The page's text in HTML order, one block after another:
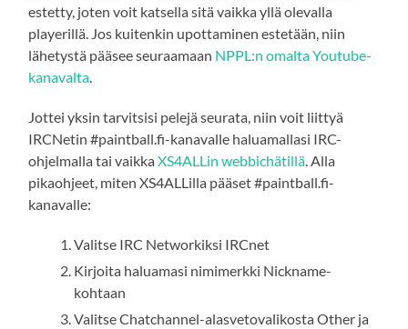
estetty, joten voit katsella sitä vaikka yllä olevalla
playerillä. Jos kuitenkin upottaminen estetään, niin
lähetystä pääsee seuraamaan NPPL:n omalta Youtube-
kanavalta.
Jottei yksin tarvitsisi pelejä seurata, niin voit liittyä
IRCNetin #paintball.fi-kanavalle haluamallasi IRC-
ohjelmalla tai vaikkaXS4ALLin webbichätillä. Alla
pikaohjeet, miten XS4ALLilla pääset #paintball.fi-
kanavalle:
Valitse IRC Networkiksi IRCnet
Kirjoita haluamasi nimimerkki Nickname-
kohtaan
Valitse Chatchannel-alasvetovalikosta Other ja